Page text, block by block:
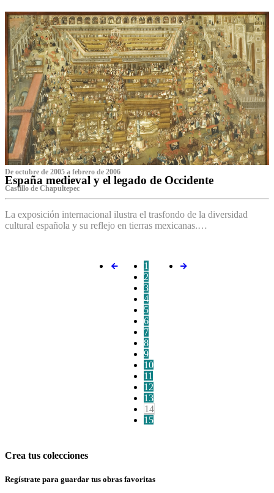
De octubre de 2005 a febrero de 2006
España medieval y el legado de Occidente
Castillo de Chapultepec
La exposición internacional ilustra el trasfondo de la diversidad
cultural española y su reflejo en tierras mexicanas.…
1
2
3
4
5
6
7
8
9
10
11
12
13
14
15
Crea tus colecciones
Regístrate para guardar tus obras favoritas